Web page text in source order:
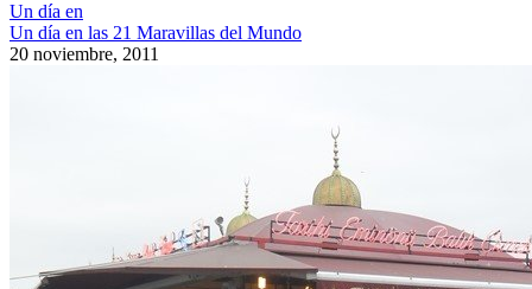
Un día en
Un día en las 21 Maravillas del Mundo
20 noviembre, 2011